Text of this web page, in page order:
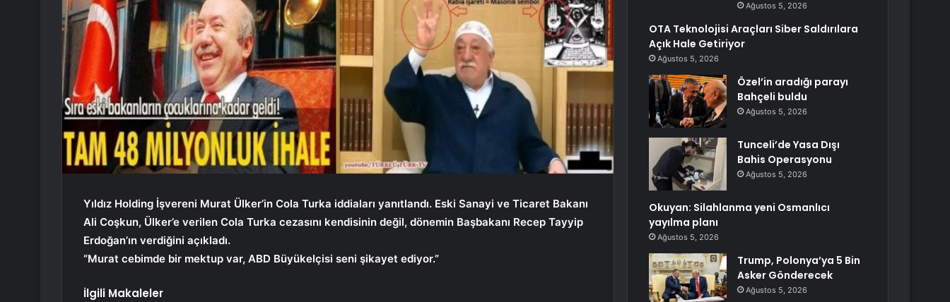
Yıldız Holding İşvereni Murat Ülker’in Cola Turka iddiaları yanıtlandı. Eski Sanayi ve Ticaret Bakanı
Ali Coşkun, Ülker’e verilen Cola Turka cezasını kendisinin değil, dönemin Başbakanı Recep Tayyip
Erdoğan’ın verdiğini açıkladı.
“Murat cebimde bir mektup var, ABD Büyükelçisi seni şikayet ediyor.”
İlgili Makaleler
Ağustos 5, 2026
OTA Teknolojisi Araçları Siber Saldırılara
Açık Hale Getiriyor
Ağustos 5, 2026
Özel’in aradığı parayı
Bahçeli buldu
Ağustos 5, 2026
Tunceli’de Yasa Dışı
Bahis Operasyonu
Ağustos 5, 2026
Okuyan: Silahlanma yeni Osmanlıcı
yayılma planı
Ağustos 5, 2026
Trump, Polonya’ya 5 Bin
Asker Gönderecek
Ağustos 5, 2026